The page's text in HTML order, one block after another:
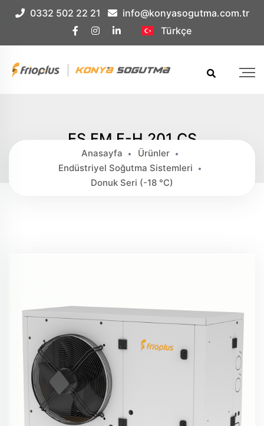
Çerez Örnek0332 502 22 21
info@konyasogutma.com.tr
Türkçe
ES.FM.F-H 201 CS
Anasayfa
Ürünler
Endüstriyel Soğutma Sistemleri
Donuk Seri (-18 °c)